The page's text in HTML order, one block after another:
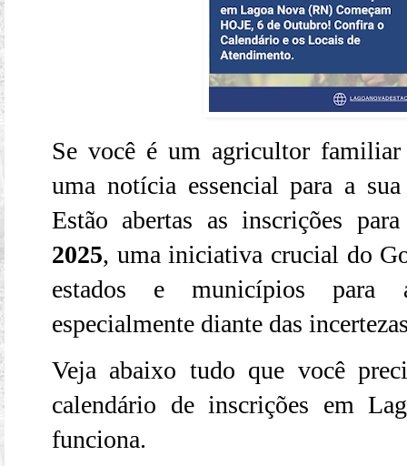
Se você é um agricultor
uma notícia essencial para a
Estão abertas as inscrições
2025, uma iniciativa crucial do
estados e municípios para
especialmente diante das
Veja abaixo tudo que você
calendário de inscrições em
funciona.